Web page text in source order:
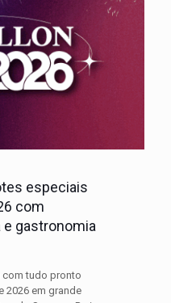
especiais
com
gastronomia
com tudo pronto
2026 em grande